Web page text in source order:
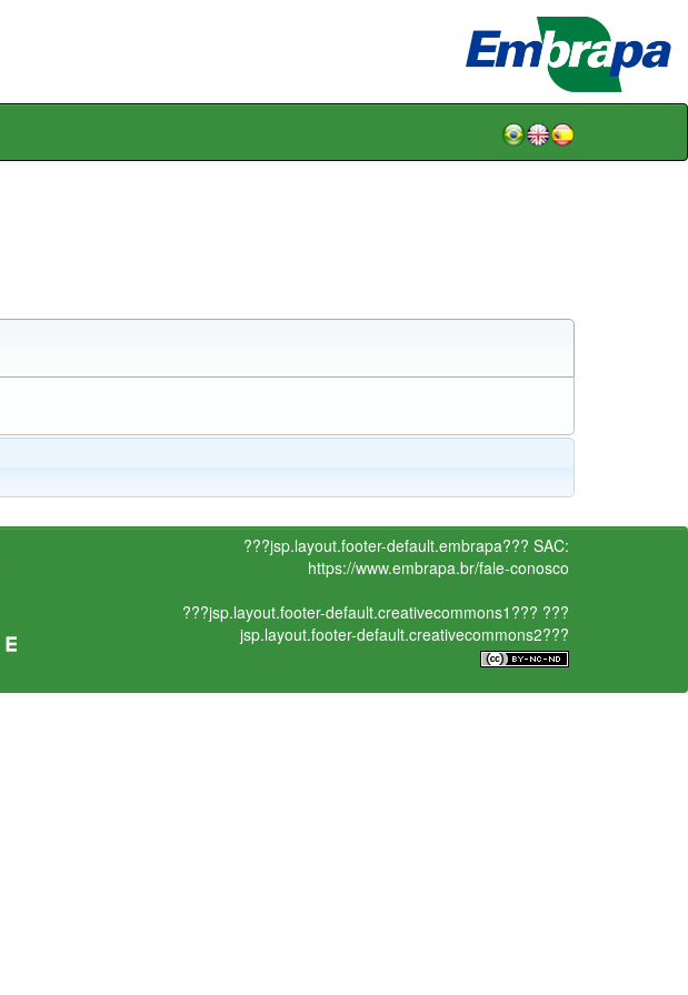
???jsp.layout.footer-default.embrapa??? SAC:
https://www.embrapa.br/fale-conosco
???jsp.layout.footer-default.creativecommons1??? ???
jsp.layout.footer-default.creativecommons2???